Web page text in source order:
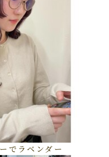
でラベンダー